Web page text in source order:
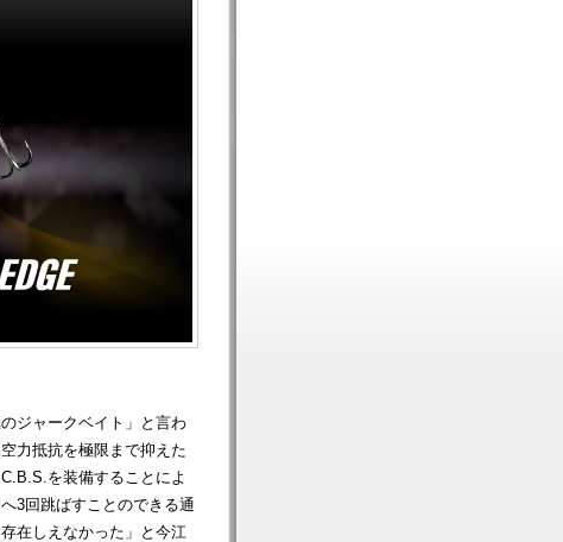
ジャークベイト」と言わ
力抵抗を極限まで抑えた
を装備することによ
3回跳ばすことのできる通
在しえなかった」と今江